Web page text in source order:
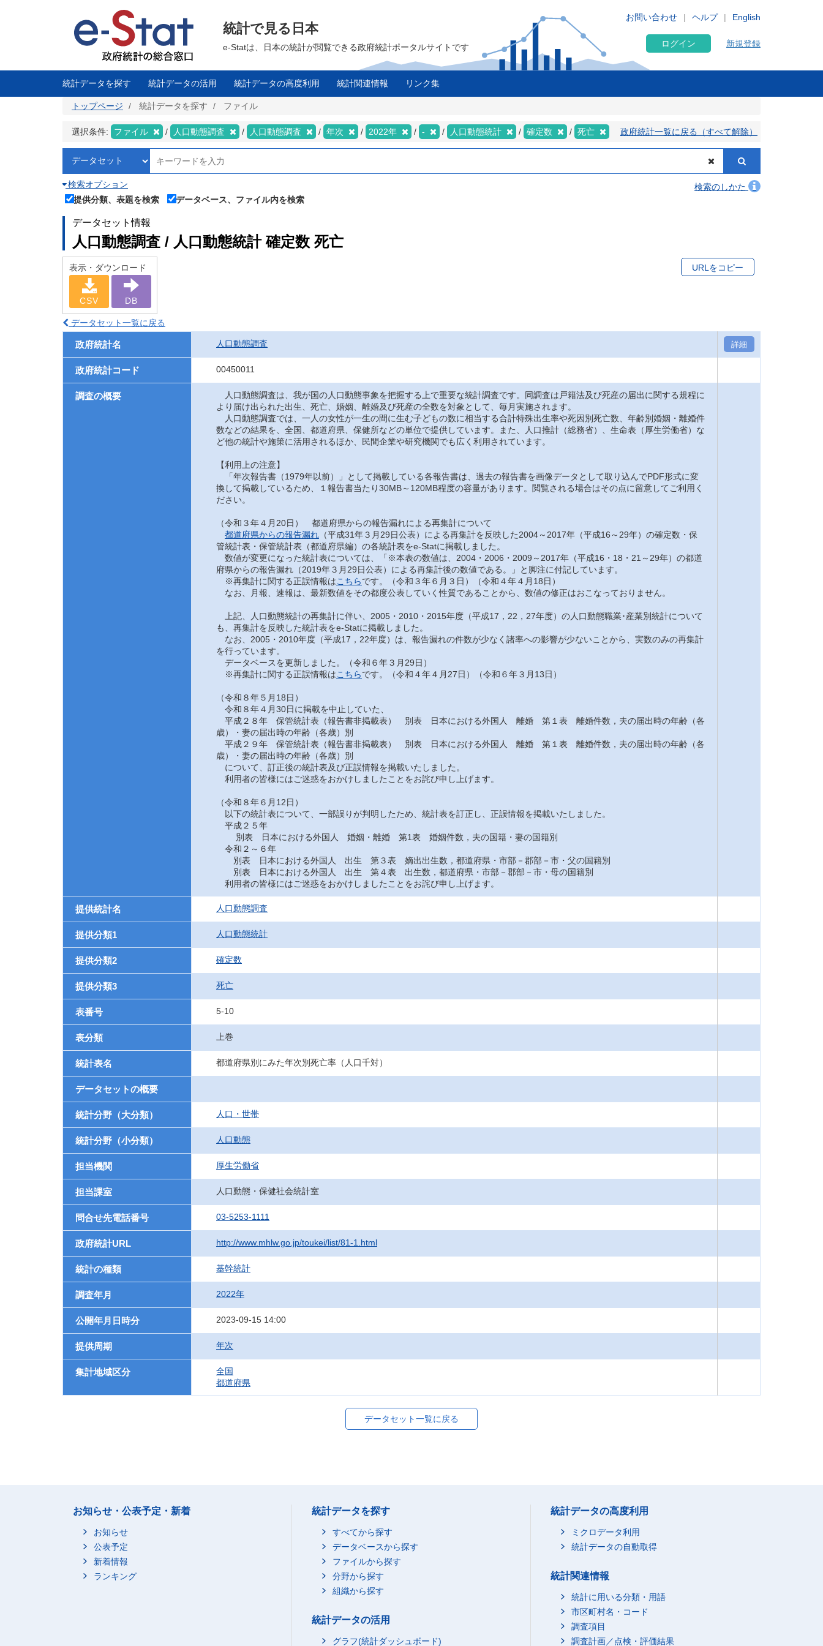
に
English
お問い合わせ ヘルプ
統計で見る日本
e-Statは、日本の統計が閲覧できる政府統計ポータルサイトです ログイン 新規登録
統計データを探す 統計データの活用 統計データの高度利用 統計関連情報 リンク集
トップページ 統計データを探す ファイル
選択条件: ファイル 人口動態調査 人口動態調査 年次 2022年 - 人口動態統計 確定数 死亡 政府統計一覧に戻る（すべて解除）
検索オプション
検索のしかた
提供分類、表題を検索
データベース、ファイル内を検索
データセット情報
人口動態調査 / 人口動態統計 確定数 死亡
表示・ダウンロード
CSV DB
URLをコピー
データセット一覧に戻る
政府統計名 人口動態調査 詳細
政府統計コード 00450011
調査の概要
人口動態調査は、我が国の人口動態事象を把握する上で重要な統計調査です。同調査は戸籍法及び死産の届出に関する規程に
より届け出られた出生、死亡、婚姻、離婚及び死産の全数を対象として、毎月実施されます。
人口動態調査では、一人の女性が一生の間に生む子どもの数に相当する合計特殊出生率や死因別死亡数、年齢別婚姻・離婚件
数などの結果を、全国、都道府県、保健所などの単位で提供しています。また、人口推計（総務省）、生命表（厚生労働省）な
ど他の統計や施策に活用されるほか、民間企業や研究機関でも広く利用されています。
【利用上の注意】
「年次報告書（1979年以前）」として掲載している各報告書は、過去の報告書を画像データとして取り込んでPDF形式に変
換して掲載しているため、１報告書当たり30MB～120MB程度の容量があります。閲覧される場合はその点に留意してご利用く
ださい。
（令和３年４月20日） 都道府県からの報告漏れによる再集計について
都道府県からの報告漏れ （平成31年３月29日公表）による再集計を反映した2004～2017年（平成16～29年）の確定数・保
管統計表・保管統計表（都道府県編）の各統計表をe-Statに掲載しました。
数値が変更になった統計表については、「※本表の数値は、2004・2006・2009～2017年（平成16・18・21～29年）の都道
府県からの報告漏れ（2019年３月29日公表）による再集計後の数値である。」と脚注に付記しています。
※再集計に関する正誤情報はこちらです。（令和３年６月３日）（令和４年４月18日）
なお、月報、速報は、最新数値をその都度公表していく性質であることから、数値の修正はおこなっておりません。
上記、人口動態統計の再集計に伴い、2005・2010・2015年度（平成17，22，27年度）の人口動態職業･産業別統計について
も、再集計を反映した統計表をe-Statに掲載しました。
なお、2005・2010年度（平成17，22年度）は、報告漏れの件数が少なく諸率への影響が少ないことから、実数のみの再集計
を行っています。
データベースを更新しました。（令和６年３月29日）
※再集計に関する正誤情報はこちらです。（令和４年４月27日）（令和６年３月13日）
（令和８年５月18日）
令和８年４月30日に掲載を中止していた、
平成２８年 保管統計表（報告書非掲載表） 別表 日本における外国人 離婚 第１表 離婚件数，夫の届出時の年齢（各
歳）・妻の届出時の年齢（各歳）別
平成２９年 保管統計表（報告書非掲載表） 別表 日本における外国人 離婚 第１表 離婚件数，夫の届出時の年齢（各
歳）・妻の届出時の年齢（各歳）別
について、訂正後の統計表及び正誤情報を掲載いたしました。
利用者の皆様にはご迷惑をおかけしましたことをお詫び申し上げます。
（令和８年６月12日）
以下の統計表について、一部誤りが判明したため、統計表を訂正し、正誤情報を掲載いたしました。
平成２５年
別表 日本における外国人 婚姻・離婚 第1表 婚姻件数，夫の国籍・妻の国籍別
令和２～６年
別表 日本における外国人 出生 第３表 嫡出出生数，都道府県・市部－郡部－市・父の国籍別
別表 日本における外国人 出生 第４表 出生数，都道府県・市部－郡部－市・母の国籍別
利用者の皆様にはご迷惑をおかけしましたことをお詫び申し上げます。
提供統計名 人口動態調査
提供分類1 人口動態統計
提供分類2 確定数
提供分類3 死亡
表番号 5-10
表分類 上巻
統計表名 都道府県別にみた年次別死亡率（人口千対）
データセットの概要
統計分野（大分類） 人口・世帯
統計分野（小分類） 人口動態
担当機関 厚生労働省
担当課室 人口動態・保健社会統計室
問合せ先電話番号 03-5253-1111
政府統計URL http://www.mhlw.go.jp/toukei/list/81-1.html
統計の種類 基幹統計
調査年月 2022年
公開年月日時分 2023-09-15 14:00
提供周期 年次
集計地域区分
全国
都道府県
データセット一覧に戻る
お知らせ・公表予定・新着
お知らせ
公表予定
新着情報
ランキング
統計データを探す
すべてから探す
データベースから探す
ファイルから探す
分野から探す
組織から探す
統計データの活用
グラフ(統計ダッシュボード)
統計データの高度利用
ミクロデータ利用
統計データの自動取得
統計関連情報
統計に用いる分類・用語
市区町村名・コード
調査項目
調査計画／点検・評価結果